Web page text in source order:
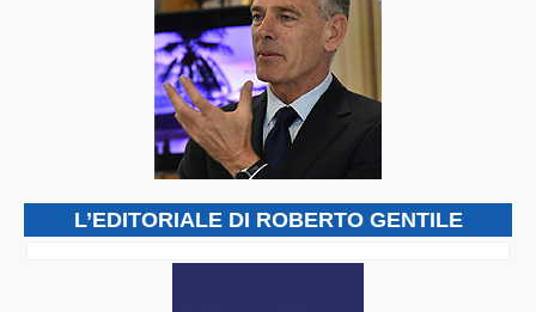
L’EDITORIALE DI ROBERTO GENTILE